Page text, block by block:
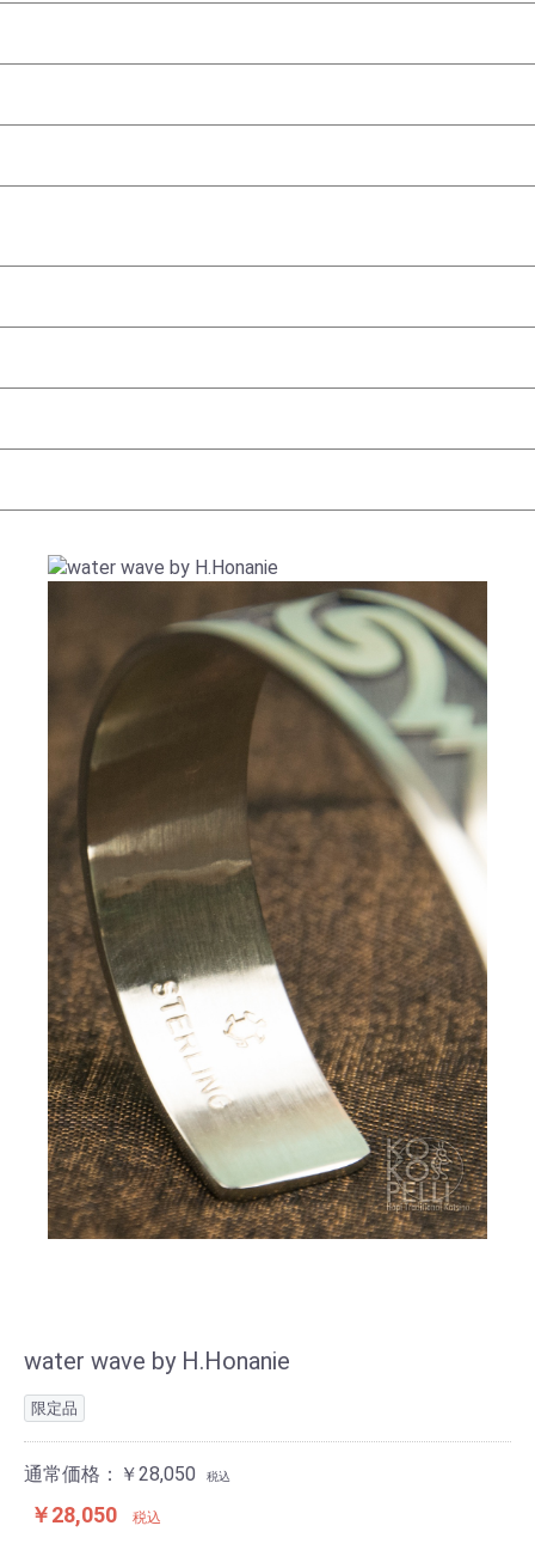
water wave by H.Honanie
限定品
通常価格：￥28,050 税込
￥28,050 税込